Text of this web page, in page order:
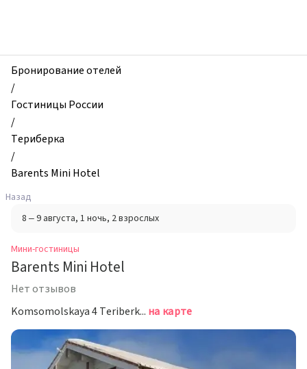
гостиницы,
Barents
Mini
Hotel,
Териберка,
Россия
Бронирование отелей
/
Гостиницы России
/
Териберка
/
Barents Mini Hotel
Назад
8 – 9 августа, 1 ночь, 2 взрослых
Мини-гостиницы
Barents Mini Hotel
Нет отзывов
Komsomolskaya 4 Teriberka 184630, Териберка на карте